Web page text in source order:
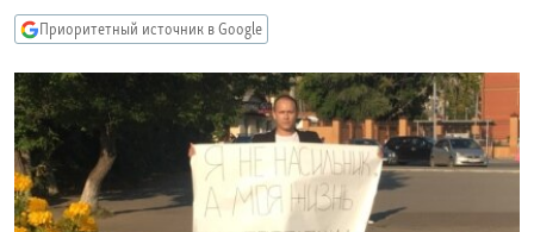
главной
навигации
Вернутся
поиску
IDEL.РЕАЛИИ
КАВКАЗ.РЕАЛИИ
СЕВЕР.РЕАЛИИ
СИБИРЬ.РЕАЛИИ
РАСПИСАНИЕ ВЕЩАНИЯ
Приоритетный источник в Google